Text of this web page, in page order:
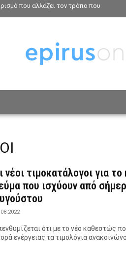
που αλλάζει τον τρόπο που
νέοι τιμοκατάλογοι για
που ισχύουν από
ότι με το νέο καθεστώς
ενέργειας τα τιμολόγια